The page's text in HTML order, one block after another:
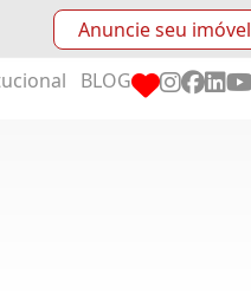
Anuncie seu imóvel
BLOG